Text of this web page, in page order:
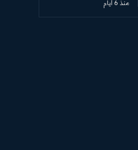
منذ 6 أيام